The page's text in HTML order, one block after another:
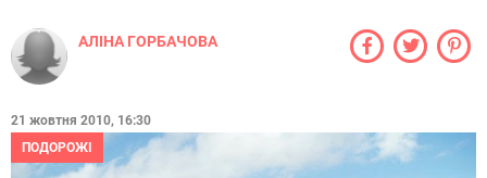
АЛІНА ГОРБАЧОВА
21 жовтня 2010, 16:30
ПОДОРОЖІ